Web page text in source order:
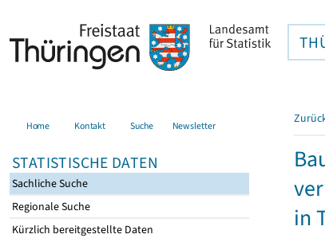
Home Kontakt Suche Newsletter
STATISTISCHE DATEN
Sachliche Suche
Regionale Suche
Kürzlich bereitgestellte Daten
in